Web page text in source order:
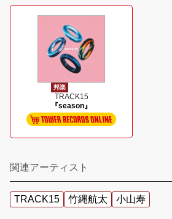
邦楽
TRACK15
『season』
関連アーティスト
TRACK15 竹縄航太 小山寿